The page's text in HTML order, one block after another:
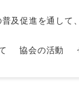
及促進を通して
協会の活動